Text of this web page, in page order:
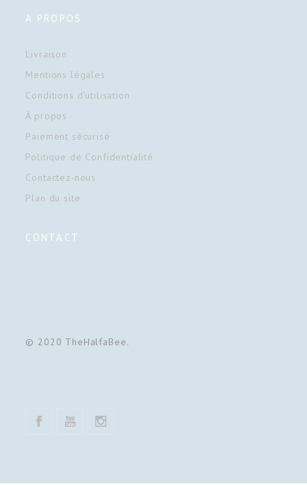
A PROPOS
Livraison
Mentions légales
Conditions d'utilisation
À propos
Paiement sécurisé
Politique de Confidentialité
Contactez-nous
Plan du site
CONTACT
© 2020 TheHalfaBee.